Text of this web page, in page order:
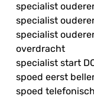
specialist
specialist
specialist
overdracht
specialist start
spoed eerst
spoed